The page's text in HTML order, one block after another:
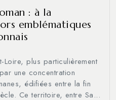
: à la
emblématiques
Loire, plus particulièrement
une concentration
édifiées entre la fin
Ce territoire, entre Sa...